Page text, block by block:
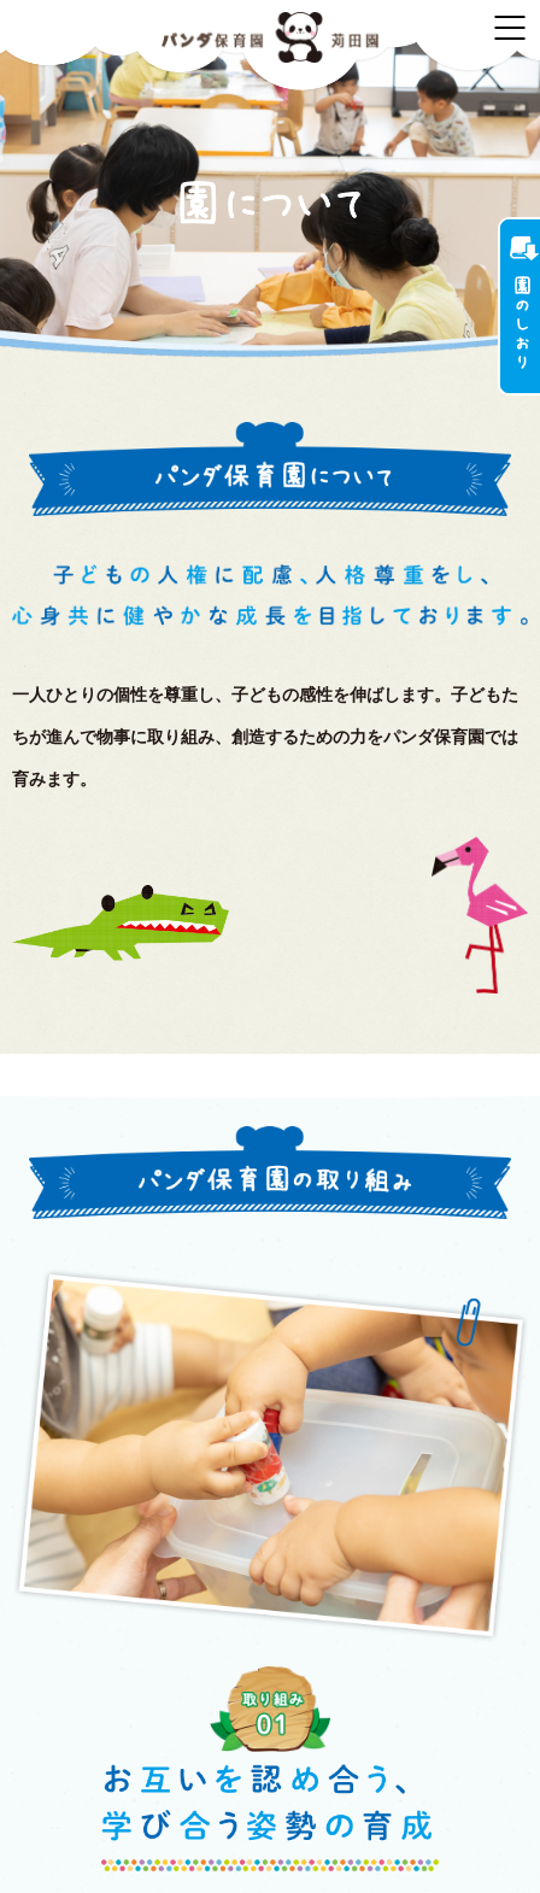
一人ひとりの個性を尊重し、子どもの感性を伸ばします。 子どもた
ちが進んで物事に取り組み、創造するための力をパンダ保育園では
育みます。